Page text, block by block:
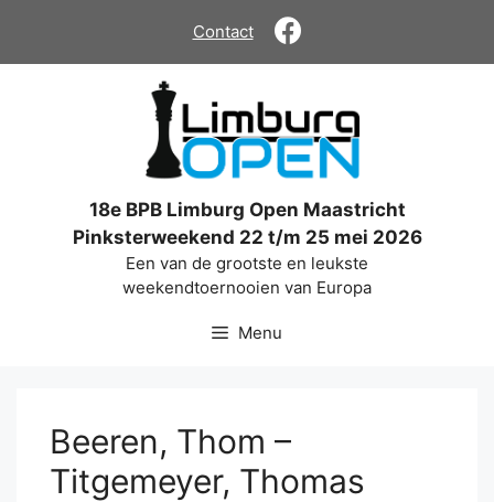
de
Contact
18e BPB Limburg Open Maastricht
Pinksterweekend 22 t/m 25 mei 2026
Een van de grootste en leukste
weekendtoernooien van Europa
Menu
Beeren, Thom –
Titgemeyer, Thomas